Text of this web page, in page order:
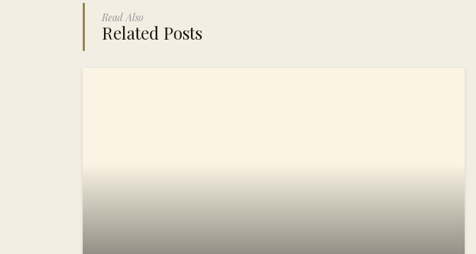
Read Also
Related Posts